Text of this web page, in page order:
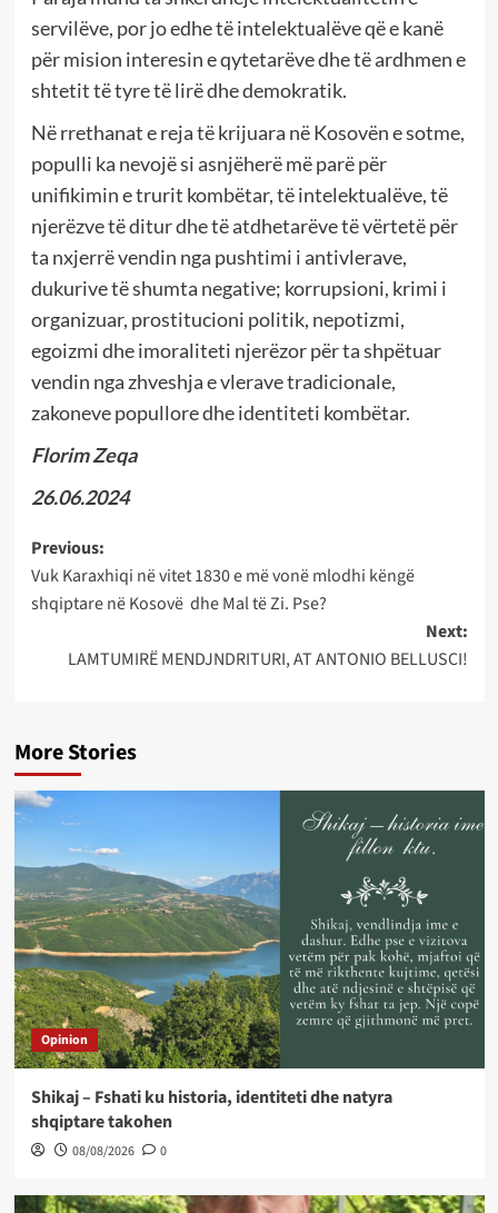
servilëve, por jo edhe të intelektualëve që e kanë
për mision interesin e qytetarëve dhe të ardhmen e
shtetit të tyre të lirë dhe demokratik.
Në rrethanat e reja të krijuara në Kosovën e sotme,
populli ka nevojë si asnjëherë më parë për
unifikimin e trurit kombëtar, të intelektualëve, të
njerëzve të ditur dhe të atdhetarëve të vërtetë për
ta nxjerrë vendin nga pushtimi i antivlerave,
dukurive të shumta negative; korrupsioni, krimi i
organizuar, prostitucioni politik, nepotizmi,
egoizmi dhe imoraliteti njerëzor për ta shpëtuar
vendin nga zhveshja e vlerave tradicionale,
zakoneve popullore dhe identiteti kombëtar.
Florim Zeqa
26.06.2024
Post
navigation
Previous:
Vuk Karaxhiqi në vitet 1830 e më vonë mlodhi këngë
shqiptare në Kosovë dhe Mal të Zi. Pse?
Next:
LAMTUMIRË MENDJNDRITURI, AT ANTONIO BELLUSCI!
More Stories
Opinion
Shikaj – Fshati ku historia, identiteti dhe natyra
shqiptare takohen
08/08/2026 0